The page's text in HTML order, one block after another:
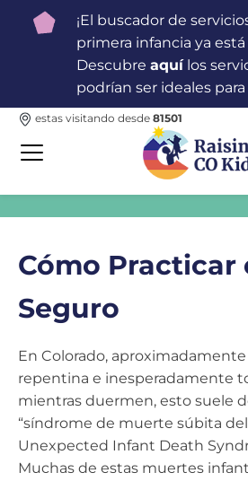
¡El buscador de
primera infancia ya
Descubre aquílos
podrían ser ideales
estas visitando desde 81501
Cómo Practicar
Seguro
En Colorado, aproximadamente
repentina e inesperadamente
mientras duermen, esto suele
“síndrome de muerte súbita
Unexpected Infant Death
Muchas de estas muertes